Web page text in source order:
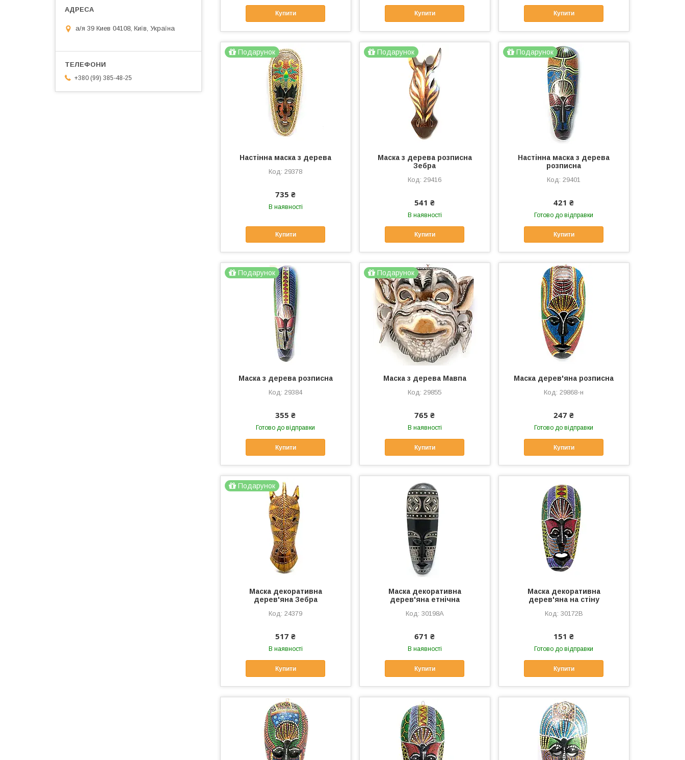
Купити Купити Купити
Подарунок
Настінна маска з дерева
29378
735 ₴
В наявності
Купити
Подарунок
Маска з дерева розписна
Зебра
29416
541 ₴
В наявності
Купити
Подарунок
Настінна маска з дерева
розписна
29401
421 ₴
Готово до відправки
Купити
Подарунок
Маска з дерева розписна
29384
355 ₴
Готово до відправки
Купити
Подарунок
Маска з дерева Мавпа
29855
765 ₴
В наявності
Купити
Маска дерев'яна розписна
29868-н
247 ₴
Готово до відправки
Купити
Подарунок
Маска декоративна
дерев'яна Зебра
24379
517 ₴
В наявності
Купити
Маска декоративна
дерев'яна етнічна
30198A
671 ₴
В наявності
Купити
Маска декоративна
дерев'яна на стіну
30172B
151 ₴
Готово до відправки
Купити
а/я 39 Киев 04108, Київ, Україна
+380 (99) 385-48-25